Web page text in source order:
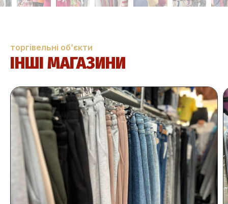
торгівельні об’єкти
ІНШІ МАГАЗИНИ